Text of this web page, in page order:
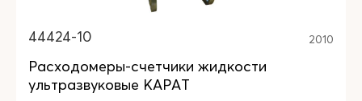
44424-10 2010
Расходомеры-счетчики жидкости
ультразвуковые КАРАТ